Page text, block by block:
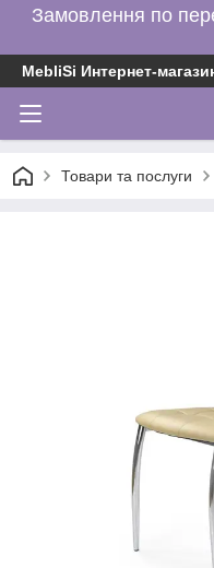
Замовлення по
MebliSi Интернет-
Товари та послуги